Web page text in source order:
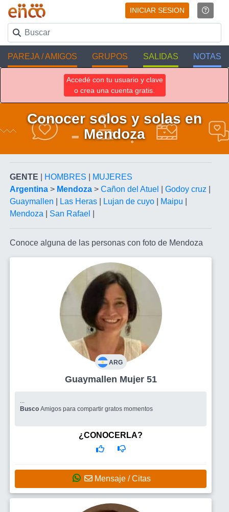
INICIAR SESION
PAREJA / AMIGOS GRUPOS SALIDAS NOTAS
Accedé con tu usuario y clave
o crea una cuenta gratis.
Conocer solos y solas en
Mendoza
GENTE HOMBRES
MUJERES
Argentina > Mendoza > Cañon del Atuel Godoy cruz
Guaymallen
Las Heras Lujan de cuyo Maipu
Mendoza
San Rafael
Conoce alguna de las personas con foto de Mendoza
ARG
Guaymallen Mujer 51
...
Busco Amigos para compartir gratos momentos
¿CONOCERLA?
Mensaje / Citas